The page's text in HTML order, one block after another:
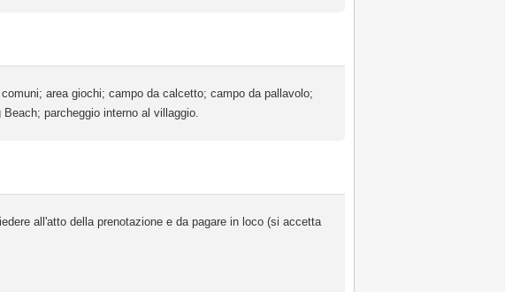
area giochi; campo da calcetto; campo da pallavolo;
parcheggio interno al villaggio.
all'atto della prenotazione e da pagare in loco (si accetta